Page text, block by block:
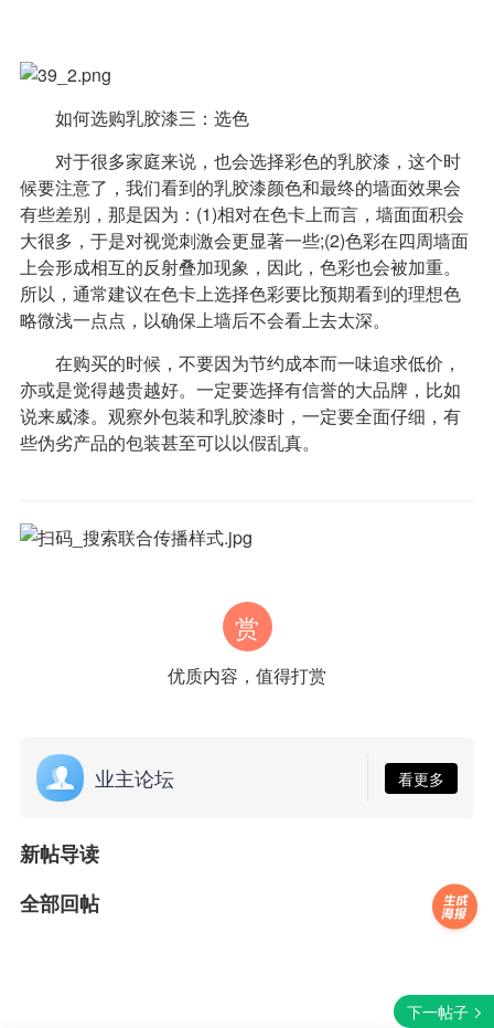
如何选购乳胶漆三：选色
对于很多家庭来说，也会选择彩色的乳胶漆，这个时
候要注意了，我们看到的乳胶漆颜色和最终的墙面效果会
有些差别，那是因为：(1)相对在色卡上而言，墙面面积会
大很多，于是对视觉刺激会更显著一些;(2)色彩在四周墙面
上会形成相互的反射叠加现象，因此，色彩也会被加重。
所以，通常建议在色卡上选择色彩要比预期看到的理想色
略微浅一点点，以确保上墙后不会看上去太深。
在购买的时候，不要因为节约成本而一味追求低价，
亦或是觉得越贵越好。一定要选择有信誉的大品牌，比如
说来威漆。观察外包装和乳胶漆时，一定要全面仔细，有
些伪劣产品的包装甚至可以以假乱真。
赏
优质内容，值得打赏
业主论坛 看更多
新帖导读
全部回帖
下一帖子